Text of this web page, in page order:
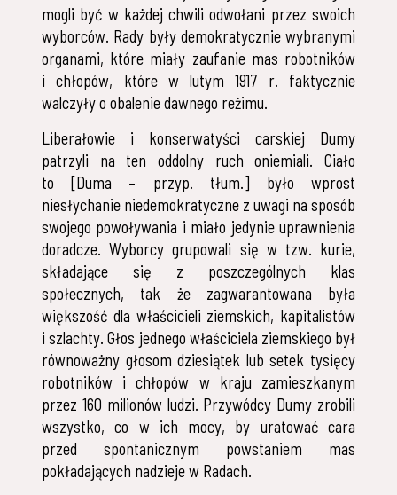
mogli być w każdej chwili odwołani przez swoich
wyborców. Rady były demokratycznie wybranymi
organami, które miały zaufanie mas robotników
i chłopów, które w lutym 1917 r. faktycznie
walczyły o obalenie dawnego reżimu.
Liberałowie i konserwatyści carskiej Dumy
patrzyli na ten oddolny ruch oniemiali. Ciało
to [Duma – przyp. tłum.] było wprost
niesłychanie niedemokratyczne z uwagi na sposób
swojego powoływania i miało jedynie uprawnienia
doradcze. Wyborcy grupowali się w tzw. kurie,
składające się z poszczególnych klas
społecznych, tak że zagwarantowana była
większość dla właścicieli ziemskich, kapitalistów
i szlachty. Głos jednego właściciela ziemskiego był
równoważny głosom dziesiątek lub setek tysięcy
robotników i chłopów w kraju zamieszkanym
przez 160 milionów ludzi. Przywódcy Dumy zrobili
wszystko, co w ich mocy, by uratować cara
przed spontanicznym powstaniem mas
pokładających nadzieje w Radach.